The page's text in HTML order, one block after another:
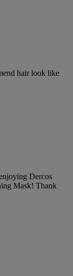
hair look like
Dercos
Mask! Thank